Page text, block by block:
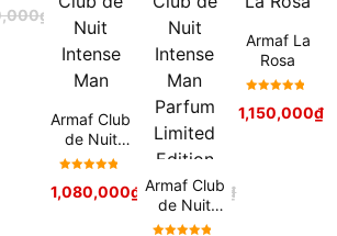
₫
Armaf Club
de Nuit
Intense
hạng5
1,800,000 ₫
1,080,000₫ Armaf Club
de Nuit
Intense
Armaf La
Rosa
hạng5
1,150,000₫